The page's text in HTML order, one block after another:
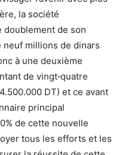
la société
doublement de son
millions de dinars
à une deuxième
de vingt‐quatre
DT) et ce avant
principal
de cette nouvelle
tous les efforts et les